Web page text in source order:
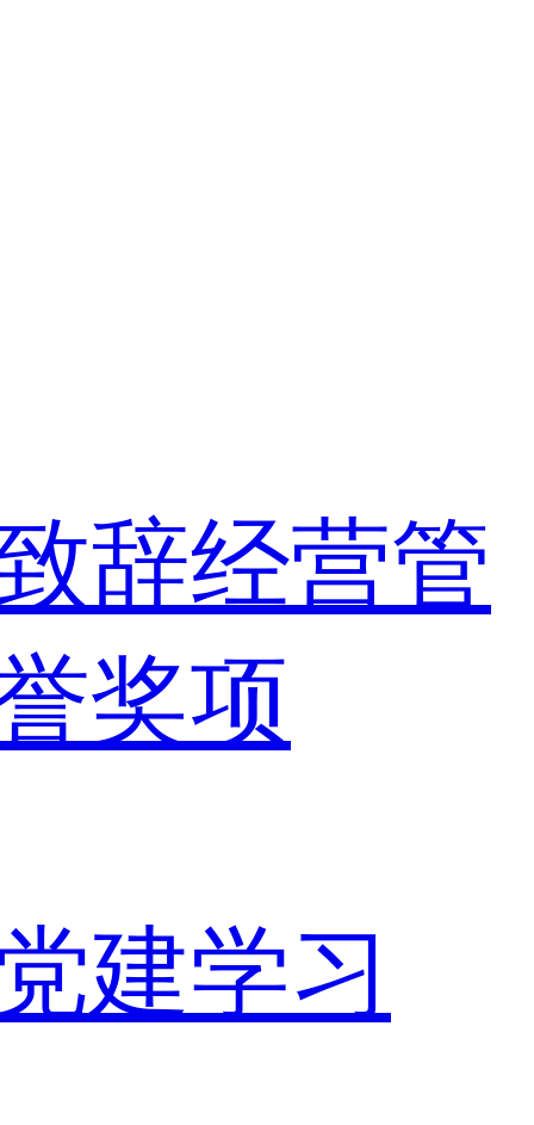
辞经营管
奖项
建学习